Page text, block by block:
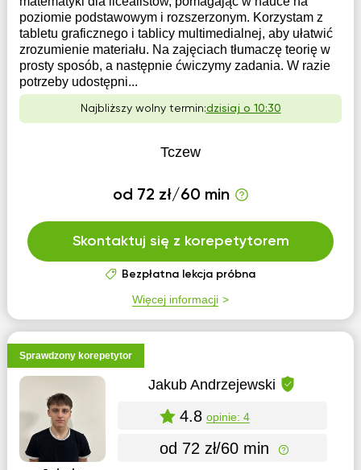
poziomie podstawowym i rozszerzonym. Korzystam z
tabletu graficznego i tablicy multimedialnej, aby ułatwić
zrozumienie materiału. Na zajęciach tłumaczę teorię w
prosty sposób, a następnie ćwiczymy zadania. W razie
potrzeby udostępni...
Najbliższy wolny termin:dzisiaj o 10:30
Tczew
od 72 zł/60 min
Skontaktuj się z korepetytorem
Bezpłatna lekcja próbna
Więcej informacji
Sprawdzony korepetytor
Jakub Andrzejewski
4.8 opinie: 4
od 72 zł/60 min